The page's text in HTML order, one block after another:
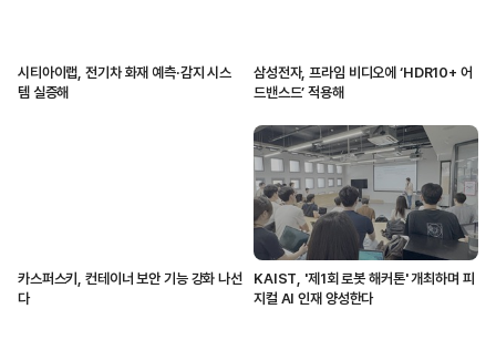
시티아이랩, 전기차 화재 예측·감지 시스
템 실증해
삼성전자, 프라임 비디오에 ‘HDR10+ 어
드밴스드’ 적용해
카스퍼스키, 컨테이너 보안 기능 강화 나선
다
KAIST, '제1회 로봇 해커톤' 개최하며 피
지컬 AI 인재 양성한다